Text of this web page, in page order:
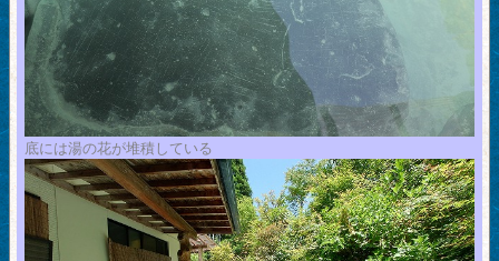
底には湯の花が堆積している